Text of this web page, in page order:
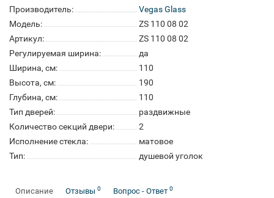
Производитель:
Vegas Glass
Модель:
ZS 110 08 02
Артикул:
ZS 110 08 02
Регулируемая ширина:
да
Ширина, см:
110
Высота, см:
190
Глубина, см:
110
Тип дверей:
раздвижные
Количество секций двери:
2
Исполнение стекла:
матовое
Тип:
душевой уголок
Описание Отзывы 0 Вопрос - Ответ 0